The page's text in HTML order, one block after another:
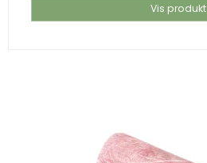
Vis produkt